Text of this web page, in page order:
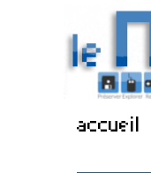
accueil